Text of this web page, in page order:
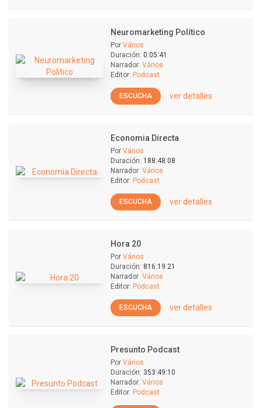
Neuromarketing Político
Por Vários
Duración: 0:05:41
Narrador: Vários
Editor: Podcast
ESCUCHA ver detalles
Economia Directa
Por Vários
Duración: 188:48:08
Narrador: Vários
Editor: Podcast
ESCUCHA ver detalles
Hora 20
Por Vários
Duración: 816:19:21
Narrador: Vários
Editor: Podcast
ESCUCHA ver detalles
Presunto Podcast
Por Vários
Duración: 353:49:10
Narrador: Vários
Editor: Podcast